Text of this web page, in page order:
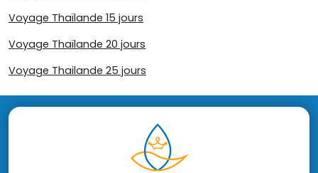
Voyage Thaïlande 15 jours
Voyage Thaïlande 20 jours
Voyage Thailande 25 jours